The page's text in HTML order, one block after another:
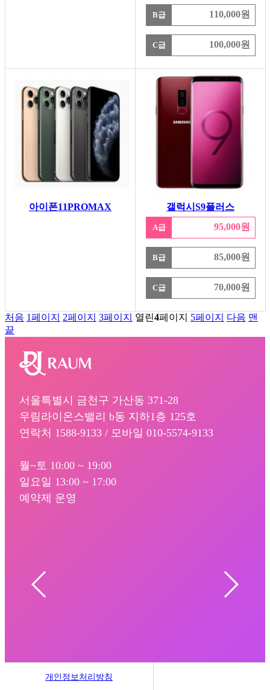
B급 110,000원
C급 100,000원
아이폰11PROMAX 갤럭시S9플러스
A급 95,000원
B급 85,000원
C급 70,000원
처음 1페이지 2페이지 3페이지 열린4페이지 5페이지 다음 맨
끝
서울특별시 금천구 가산동 371-28
우림라이온스밸리 b동 지하1층 125호
연락처 1588-9133 / 모바일 010-5574-9133
월~토 10:00 ~ 19:00
일요일 13:00 ~ 17:00
예약제 운영
개인정보처리방침